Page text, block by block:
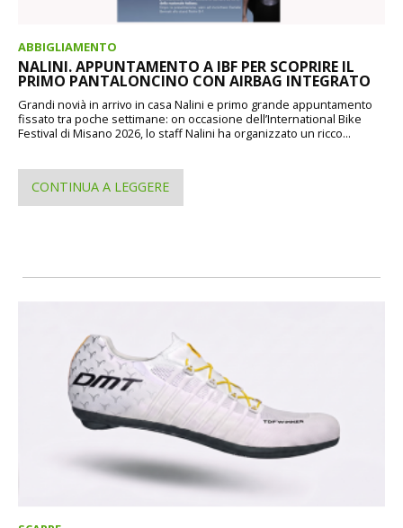
ABBIGLIAMENTO
NALINI. APPUNTAMENTO A IBF PER SCOPRIRE IL
PRIMO PANTALONCINO CON AIRBAG INTEGRATO
Grandi novià in arrivo in casa Nalini e primo grande appuntamento
fissato tra poche settimane: on occasione dell’International Bike
Festival di Misano 2026, lo staff Nalini ha organizzato un ricco...
CONTINUA A LEGGERE